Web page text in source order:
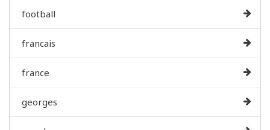
football
francais
france
georges